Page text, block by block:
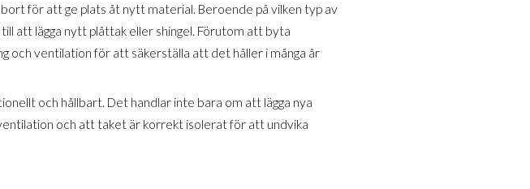
för att ge plats åt nytt material. Beroende på vilken typ av
att lägga nytt plåttak eller shingel. Förutom att byta
och ventilation för att säkerställa att det håller i många år
och hållbart. Det handlar inte bara om att lägga nya
och att taket är korrekt isolerat för att undvika